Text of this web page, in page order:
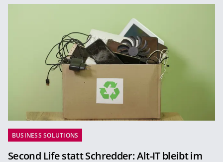
BUSINESS SOLUTIONS
Second Life statt Schredder: Alt-IT bleibt im